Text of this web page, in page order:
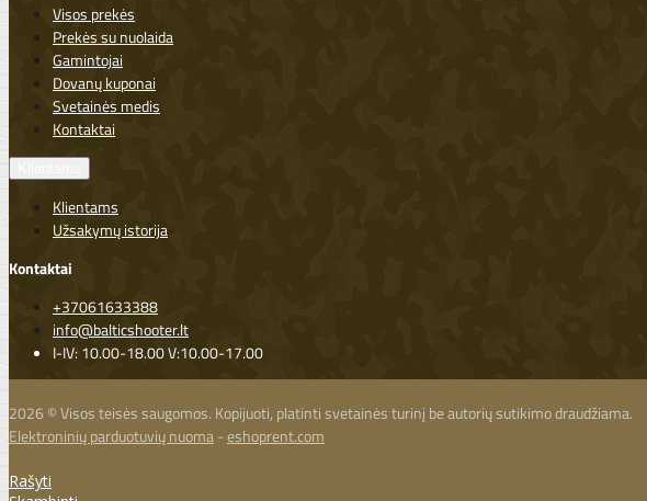
Visos prekės
Prekės su nuolaida
Gamintojai
Dovanų kuponai
Svetainės medis
Kontaktai
Klientams
Užsakymų istorija
Kontaktai
+37061633388
info@balticshooter.lt
I-IV: 10.00-18.00 V:10.00-17.00
2026 © Visos teisės saugomos. Kopijuoti, platinti svetainės turinį be autorių sutikimo draudžiama.
Elektroninių parduotuvių nuoma-eshoprent.com
Rašyti